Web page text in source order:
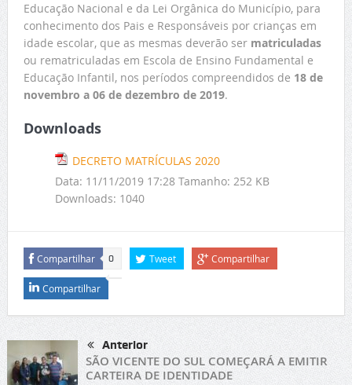
Educação Nacional e da Lei Orgânica do Município, para
conhecimento dos Pais e Responsáveis por crianças em
idade escolar, que as mesmas deverão ser matriculadas
ou rematriculadas em Escola de Ensino Fundamental e
Educação Infantil, nos períodos compreendidos de 18 de
novembro a 06 de dezembro de 2019.
Downloads
DECRETO MATRÍCULAS 2020
Data: 11/11/2019 17:28 Tamanho: 252 KB
Downloads: 1040
Compartilhar 0 Tweet Compartilhar
Compartilhar
Anterior
SÃO VICENTE DO SUL COMEÇARÁ A EMITIR
CARTEIRA DE IDENTIDADE